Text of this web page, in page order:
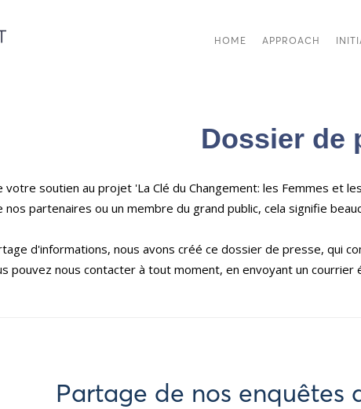
HOME APPROACH
Dossier de
votre soutien au projet 'La Clé du Changement: les Femmes et
partenaires ou un membre du grand public, cela signifie
d'informations, nous avons créé ce dossier de presse, qui
pouvez nous contacter à tout moment, en envoyant un
Partage de nos enquêtes